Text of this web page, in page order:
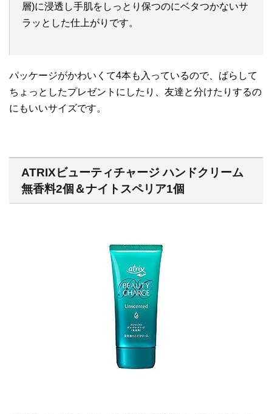
層)に浸透し手肌をしっとり保つのにベタつかないサ
ラッとした仕上がりです。
パッケージがかわいくて4本も入っているので、ばらして
ちょっとしたプレゼントにしたり、友達と分けたりするの
にもいいサイズです。
ATRIXビューティチャージ ハンドクリーム
無香料2個＆ナイトスペリア1個